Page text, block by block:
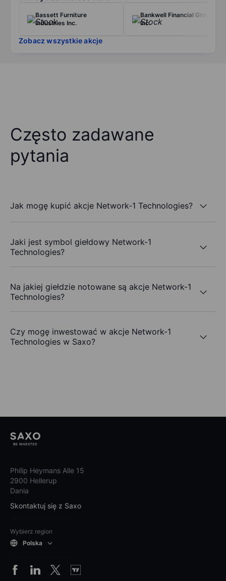
Bassett Furniture
Industries Inc.
Bankwell Financial Group
Inc.
Zobacz wszystkie akcje
Często zadawane
pytania
Jak mogę kupić akcje Network-1 Technologies?
Jaki jest symbol giełdowy Network-1
Technologies?
Na jakiej giełdzie notowane są akcje Network-1
Technologies?
Czy mogę inwestować w akcje Network-1
Technologies w Saxo?
Philip Heymans Alle 15
2900 Hellerup
Dania
Skontaktuj się z Saxo
Wybierz region
Polska